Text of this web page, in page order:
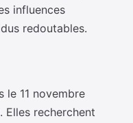
influences
redoutables.
le 11 novembre
Elles recherchent